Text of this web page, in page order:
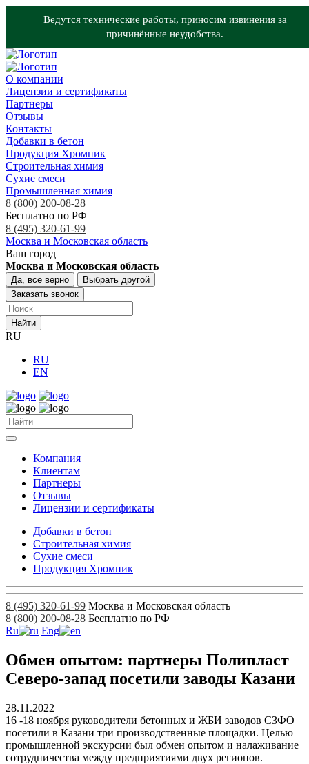
Ведутся технические работы, приносим извинения за
причинённые неудобства.
О компании
Лицензии и сертификаты
Партнеры
Отзывы
Контакты
Добавки в бетон
Продукция Хромпик
Строительная химия
Сухие смеси
Промышленная химия
8 (800) 200-08-28
Бесплатно по РФ
8 (495) 320-61-99
Москва и Московская область
Ваш город
Москва и Московская область
Да, все верно
Выбрать другой
Заказать звонок
Найти
RU
RU
EN
Компания
Клиентам
Партнеры
Отзывы
Лицензии и сертификаты
Добавки в бетон
Строительная химия
Сухие смеси
Продукция Хромпик
8 (495) 320-61-99 Москва и Московская область
8 (800) 200-08-28 Бесплатно по РФ
Ru
Eng
Обмен опытом: партнеры Полипласт
Северо-запад посетили заводы Казани
28.11.2022
16 -18 ноября руководители бетонных и ЖБИ заводов СЗФО
посетили в Казани три производственные площадки. Целью
промышленной экскурсии был обмен опытом и налаживание
сотрудничества между предприятиями двух регионов.